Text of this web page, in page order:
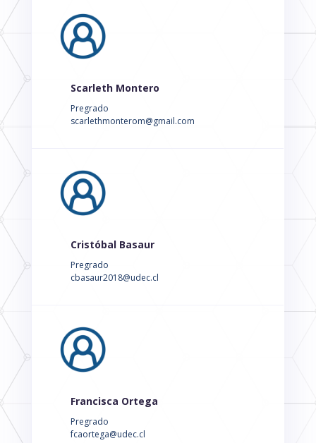
Scarleth Montero
Pregrado
scarlethmonterom@gmail.com
Cristóbal Basaur
Pregrado
cbasaur2018@udec.cl
Francisca Ortega
Pregrado
fcaortega@udec.cl